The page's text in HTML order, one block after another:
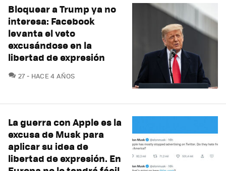
Bloquear a Trump ya no
interesa: Facebook
levanta el veto
excusándose en la
libertad de expresión
27COMENTARIOS
HACE 4 AÑOS
La guerra con Apple es la
excusa de Musk para
aplicar su idea de
libertad de expresión. En